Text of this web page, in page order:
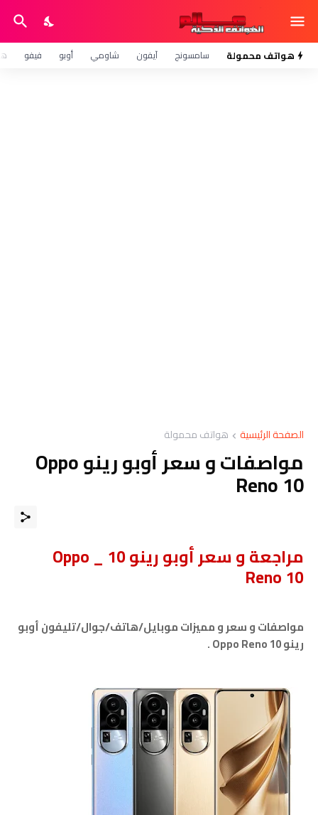
هواتف محمولة سامسونج آيفون شاومي أوبو فيفو
الصفحة الرئيسية هواتف محمولة
مواصفات و سعر أوبو رينو Oppo
Reno 10
مراجعة و سعر أوبو رينو 10 _ Oppo
Reno 10
مواصفات و سعر و مميزات موبايل/هاتف/جوال/تليفون أوبو
رينو Oppo Reno 10
.